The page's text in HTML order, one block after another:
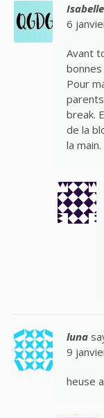
6
Avant
Pour
break.
de la
la
luna
9
heuse